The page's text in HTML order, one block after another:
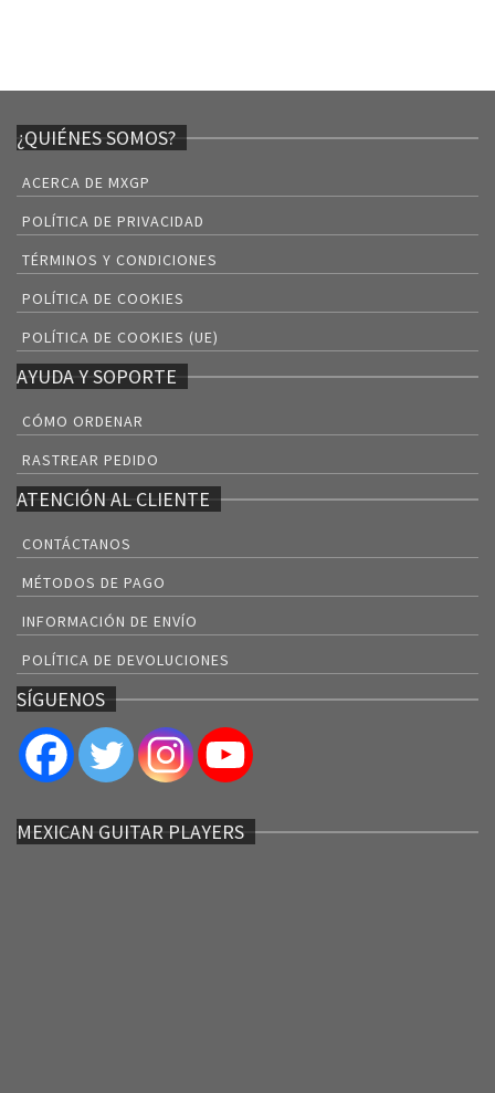
¿QUIÉNES SOMOS?
ACERCA DE MXGP
POLÍTICA DE PRIVACIDAD
TÉRMINOS Y CONDICIONES
POLÍTICA DE COOKIES
POLÍTICA DE COOKIES (UE)
AYUDA Y SOPORTE
CÓMO ORDENAR
RASTREAR PEDIDO
ATENCIÓN AL CLIENTE
CONTÁCTANOS
MÉTODOS DE PAGO
INFORMACIÓN DE ENVÍO
POLÍTICA DE DEVOLUCIONES
SÍGUENOS
MEXICAN GUITAR PLAYERS